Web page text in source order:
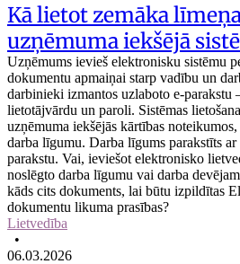
Kā lietot zemāka
uzņēmuma iekšējā
Uzņēmums ievieš elektronisku sistēmu
dokumentu apmaiņai starp vadību un
darbinieki izmantos uzlaboto e-parakstu
lietotājvārdu un paroli. Sistēmas
uzņēmuma iekšējās kārtības
darba līgumu. Darba līgums parakstīts
parakstu. Vai, ieviešot elektronisko
noslēgto darba līgumu vai darba
kāds cits dokuments, lai būtu izpildītas
dokumentu likuma prasības?
Lietvedība
•
06.03.2026